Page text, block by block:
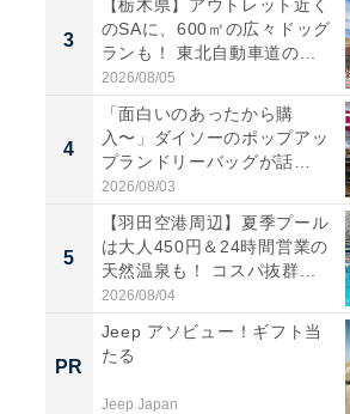
3
【栃木県】アウトレット近く
のSAに、600㎡の広々ドッグ
ランも！ 東北自動車道の...
2026/08/05
4
「面白いのあったから購
入〜」ダイソーのポップアッ
プランドリーバッグが話
題。“さま...
2026/08/03
5
【羽田空港周辺】夏季プール
は大人450円＆24時間営業の
天然温泉も！ コスパ抜群...
2026/08/04
PR
Jeep アソビュー！ギフト当
たる
Jeep Japan